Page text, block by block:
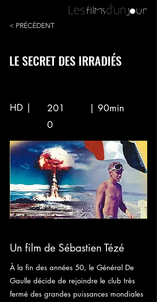
< PRÉCÉDENT
LE SECRET DES IRRADIÉS
HD |
201
0
| 90min
Un film de Sébastien Tézé
À la fin des années 50, le Général De
Gaulle décide de rejoindre le club très
fermé des grandes puissances mondiales